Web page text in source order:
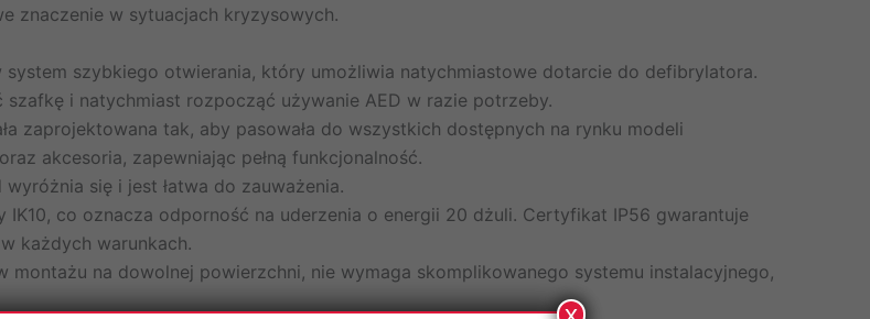
znaczenie w sytuacjach kryzysowych.
system szybkiego otwierania, który umożliwia natychmiastowe dotarcie do defibrylatora.
i natychmiast rozpocząć używanie AED w razie potrzeby.
zaprojektowana tak, aby pasowała do wszystkich dostępnych na rynku modeli
akcesoria, zapewniając pełną funkcjonalność.
się i jest łatwa do zauważenia.
IK10, co oznacza odporność na uderzenia o energii 20 dżuli. Certyfikat IP56 gwarantuje
każdych warunkach.
montażu na dowolnej powierzchni, nie wymaga skomplikowanego systemu instalacyjnego,